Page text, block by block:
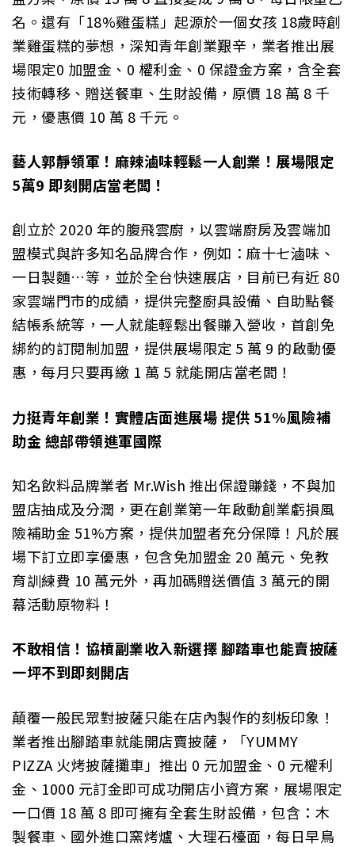
名。還有「18%雞蛋糕」起源於一個女孩 18歲時創
業雞蛋糕的夢想，深知青年創業艱辛，業者推出展
場限定0 加盟金、0 權利金、0 保證金方案，含全套
技術轉移、贈送餐車、生財設備，原價 18 萬 8 千
元，優惠價 10 萬 8 千元。
藝人郭靜領軍！麻辣滷味輕鬆一人創業！展場限定
5萬9 即刻開店當老闆！
創立於 2020 年的腹飛雲廚，以雲端廚房及雲端加
盟模式與許多知名品牌合作，例如：麻十七滷味、
一日製麵…等，並於全台快速展店，目前已有近 80
家雲端門市的成績，提供完整廚具設備、自助點餐
結帳系統等，一人就能輕鬆出餐賺入營收，首創免
綁約的訂閱制加盟，提供展場限定 5 萬 9 的啟動優
惠，每月只要再繳 1 萬 5 就能開店當老闆！
力挺青年創業！實體店面進展場 提供 51%風險補
助金 總部帶領進軍國際
知名飲料品牌業者 Mr.Wish 推出保證賺錢，不與加
盟店抽成及分潤，更在創業第一年啟動創業虧損風
險補助金 51%方案，提供加盟者充分保障！凡於展
場下訂立即享優惠，包含免加盟金 20 萬元、免教
育訓練費 10 萬元外，再加碼贈送價值 3 萬元的開
幕活動原物料！
不敢相信！協槓副業收入新選擇 腳踏車也能賣披薩
一坪不到即刻開店
顛覆一般民眾對披薩只能在店內製作的刻板印象！
業者推出腳踏車就能開店賣披薩，「YUMMY
PIZZA 火烤披薩攤車」推出 0 元加盟金、0 元權利
金、1000 元訂金即可成功開店小資方案，展場限定
一口價 18 萬 8 即可擁有全套生財設備，包含：木
製餐車、國外進口窯烤爐、大理石檯面，每日早鳥